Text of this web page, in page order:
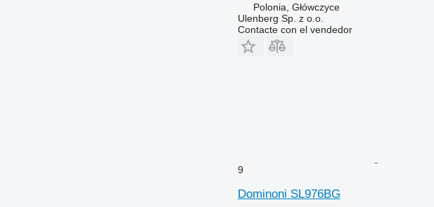
Polonia, Główczyce
Ulenberg Sp. z o.o.
Contacte con el vendedor
9
Dominoni SL976BG